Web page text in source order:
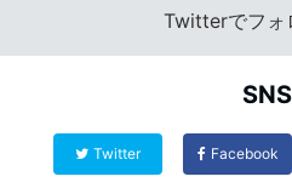
Twitterでフォ
Twitter Facebook